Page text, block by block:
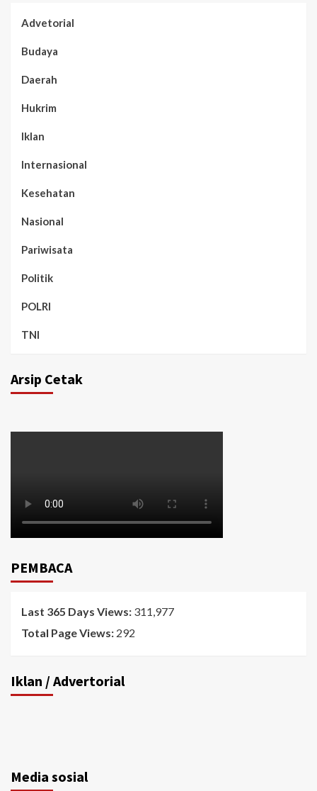
Advetorial
Budaya
Daerah
Hukrim
Iklan
Internasional
Kesehatan
Nasional
Pariwisata
Politik
POLRI
TNI
Arsip Cetak
PEMBACA
Last 365 Days Views: 311,977
Total Page Views: 292
Iklan / Advertorial
Media sosial